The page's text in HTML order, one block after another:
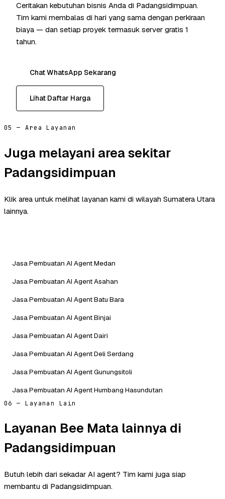
Ceritakan kebutuhan bisnis Anda di Padangsidimpuan.
Tim kami membalas di hari yang sama dengan perkiraan
biaya — dan setiap proyek termasuk server gratis 1
tahun.
Chat WhatsApp Sekarang
Lihat Daftar Harga
05 — Area Layanan
Juga melayani area sekitar
Padangsidimpuan
Klik area untuk melihat layanan kami di wilayah Sumatera Utara
lainnya.
Jasa Pembuatan AI Agent Medan
Jasa Pembuatan AI Agent Asahan
Jasa Pembuatan AI Agent Batu Bara
Jasa Pembuatan AI Agent Binjai
Jasa Pembuatan AI Agent Dairi
Jasa Pembuatan AI Agent Deli Serdang
Jasa Pembuatan AI Agent Gunungsitoli
Jasa Pembuatan AI Agent Humbang Hasundutan
06 — Layanan Lain
Layanan Bee Mata lainnya di
Padangsidimpuan
Butuh lebih dari sekadar AI agent? Tim kami juga siap
membantu di Padangsidimpuan.